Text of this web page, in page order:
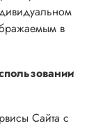
в
Сайта с